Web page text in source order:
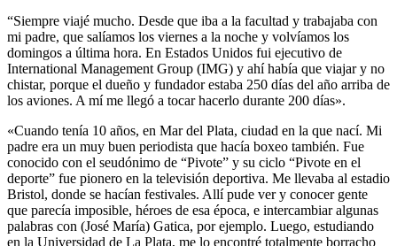
“Siempre viajé mucho. Desde que iba a la facultad y trabajaba con
mi padre, que salíamos los viernes a la noche y volvíamos los
domingos a última hora. En Estados Unidos fui ejecutivo de
International Management Group (IMG) y ahí había que viajar y no
chistar, porque el dueño y fundador estaba 250 días del año arriba de
los aviones. A mí me llegó a tocar hacerlo durante 200 días».
«Cuando tenía 10 años, en Mar del Plata, ciudad en la que nací. Mi
padre era un muy buen periodista que hacía boxeo también. Fue
conocido con el seudónimo de “Pivote” y su ciclo “Pivote en el
deporte” fue pionero en la televisión deportiva. Me llevaba al estadio
Bristol, donde se hacían festivales. Allí pude ver y conocer gente
que parecía imposible, héroes de esa época, e intercambiar algunas
palabras con (José María) Gatica, por ejemplo. Luego, estudiando
en la Universidad de La Plata, me lo encontré totalmente borracho